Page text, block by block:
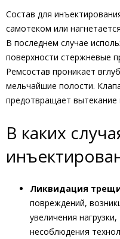
Состав для
самотеком или
В последнем случае
поверхности стержневые
Ремсостав проникает
мельчайшие полости.
предотвращает
В каких
Ликвидация
повреждений,
увеличения
несоблюдения